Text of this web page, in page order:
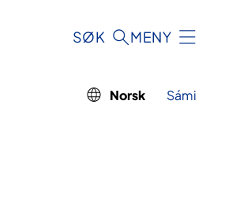
SØK MENY
Norsk Sámi